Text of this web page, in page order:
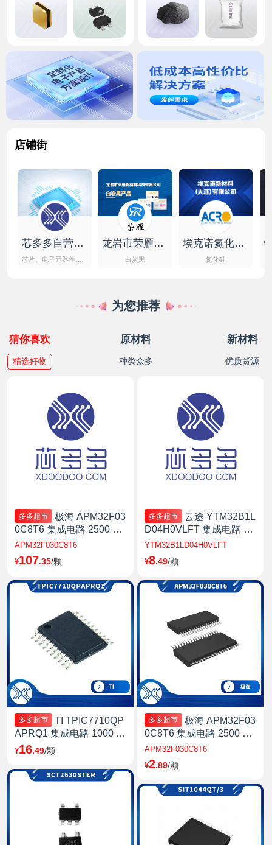
店铺街
芯多多自营旗舰店
芯片、电子元器件、原材料
龙岩市荣雁新材料科技有限公司
白炭黑
埃克诺氮化硅专营店
氮化硅
为您推荐
猜你喜欢
精选好物
原材料
种类众多
新材料
优质货源
多多超市
极海 APM32F03
0C8T6 集成电路 2500 基
于 Arm Cortex-M0+ 内核
的 32 位微控制器
APM32F030C8T6
¥107.35/颗
多多超市
TI TPIC7710QP
APRQ1 集成电路 1000 8-
Bit SPI Interface With Che
¥16.49/颗
多多超市
云途 YTM32B1L
D04H0VLFT 集成电路 25
00 LQFP-48pin(7*7) 上海
YTM32B1LD04H0VLFT
¥8.49/颗
多多超市
极海 APM32F03
0C8T6 集成电路 2500 基
于 Arm Cortex-M0+ 内核
的 32 位微控制器 上海
APM32F030C8T6
¥2.89/颗